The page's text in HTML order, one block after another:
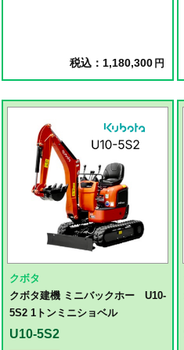
税込：1,180,300 円
クボタ
クボタ建機 ミニバックホー U10-
5S2 1トンミニショベル
U10-5S2